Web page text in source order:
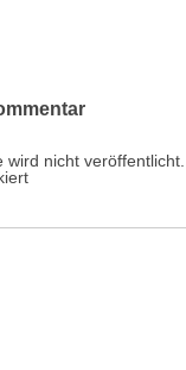
wird nicht veröffentlicht.